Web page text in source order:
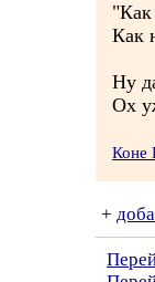
"Как
Как
Ну
Ох
Коне
+